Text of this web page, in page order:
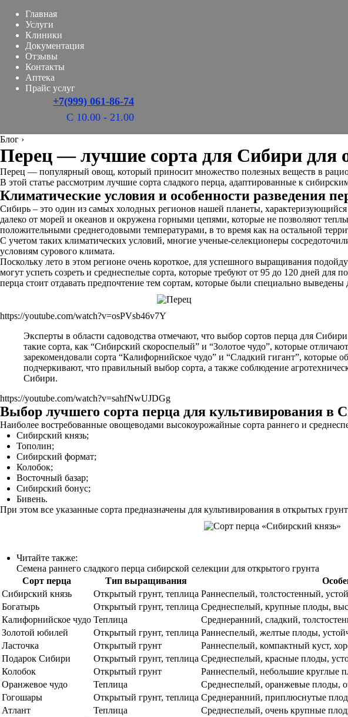
Главная
Услуги
Клиники
Документация
Отзывы
Контакты
Аптека
Прайс услуг
+7(999) 061-86-74
С 10.00 - 21.00
Блог ›
Перец — лучшие сорта для Сибири для
Перец — популярный овощ, который приносит множество полезных веществ в
В этой статье рассмотрим лучшие сорта сладкого перца, адаптированные к
Климатические условия и особенности разведения
Сибирь – это один из самых холодных регионов нашей планеты,
далеко от морей и океанов и окружена горными цепями, которые не позволяют
положительными среднегодовыми температурами, в то время как на остальной
С учетом таких климатических условий, многие ученые-селекционеры
условиям сурового климата.
Поскольку лето в этом регионе очень короткое, для успешного выращивания
могут успеть созреть и среднеспелые сорта, которые требуют от 95 до 120 дней
перца стоит отдавать предпочтение тем сортам, которые были специально выведены
https://youtube.com/watch?v=osPVsb46v7Y
Эксперты в области садоводства отмечают, что выбор сортов перца для
такие сорта, как “Сибирский скороспелый” и “Золотое чудо”, которые
зарекомендовали сорта “Калифорнийское чудо” и “Сладкий гигант”,
подчеркивают, что правильный выбор сорта, а также соблюдение
Сибири.
https://youtube.com/watch?v=sahfNwUJDGg
Выбор лучшего сорта перца для культивирования в
Наиболее востребованные овощеводами высокоурожайные сорта раннего и
Сибирский князь;
Тополин;
Сибирский формат;
Колобок;
Восточный базар;
Сибирский бонус;
Бивень.
При этом все указанные сорта предназначены для культивирования в открытых
Читайте также:
Семена раннего сладкого перца сибирской селекции для открытого грунта
Сорт перца
Тип выращивания
Сибирский князь
Открытый грунт, теплица Раннеспелый, толстостенный,
Богатырь
Открытый грунт, теплица Среднеспелый, крупные плоды,
Калифорнийское чудо Теплица
Среднеранний, сладкий,
Золотой юбилей
Открытый грунт, теплица Раннеспелый, желтые плоды,
Ласточка
Открытый грунт
Раннеспелый, компактный куст,
Подарок Сибири
Открытый грунт, теплица Среднеспелый, красные плоды,
Колобок
Открытый грунт
Раннеспелый, небольшие круглые
Оранжевое чудо
Теплица
Среднеспелый, оранжевые плоды,
Гогошары
Открытый грунт, теплица Среднеранний, приплюснутые
Атлант
Теплица Среднеспелый, очень крупные